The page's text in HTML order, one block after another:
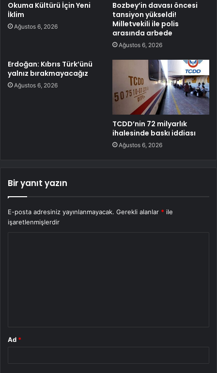
Okuma Kültürü İçin Yeni
İklim
Ağustos 6, 2026
Bozbey’in davası öncesi
tansiyon yükseldi!
Milletvekili ile polis
arasında arbede
Ağustos 6, 2026
Erdoğan: Kıbrıs Türk’ünü
yalnız bırakmayacağız
Ağustos 6, 2026
TCDD’nin 72 milyarlık
ihalesinde baskı iddiası
Ağustos 6, 2026
Bir yanıt yazın
E-posta adresiniz yayınlanmayacak. Gerekli alanlar * ile
işaretlenmişlerdir
Ad *